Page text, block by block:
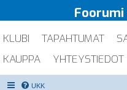
Foorumi
KLUBI TAPAHTUMAT
KAUPPA
YHTEYSTIEDOT
UKK